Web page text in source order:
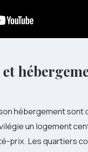
hébergement
un logement
prix. Les quartiers